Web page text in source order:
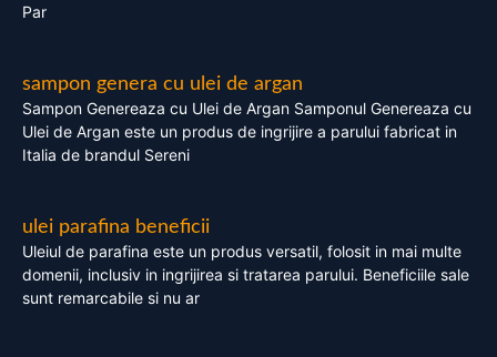
Par
sampon genera cu ulei de argan
Sampon Genereaza cu Ulei de Argan Samponul Genereaza cu
Ulei de Argan este un produs de ingrijire a parului fabricat in
Italia de brandul Sereni
ulei parafina beneficii
Uleiul de parafina este un produs versatil, folosit in mai multe
domenii, inclusiv in ingrijirea si tratarea parului. Beneficiile sale
sunt remarcabile si nu ar